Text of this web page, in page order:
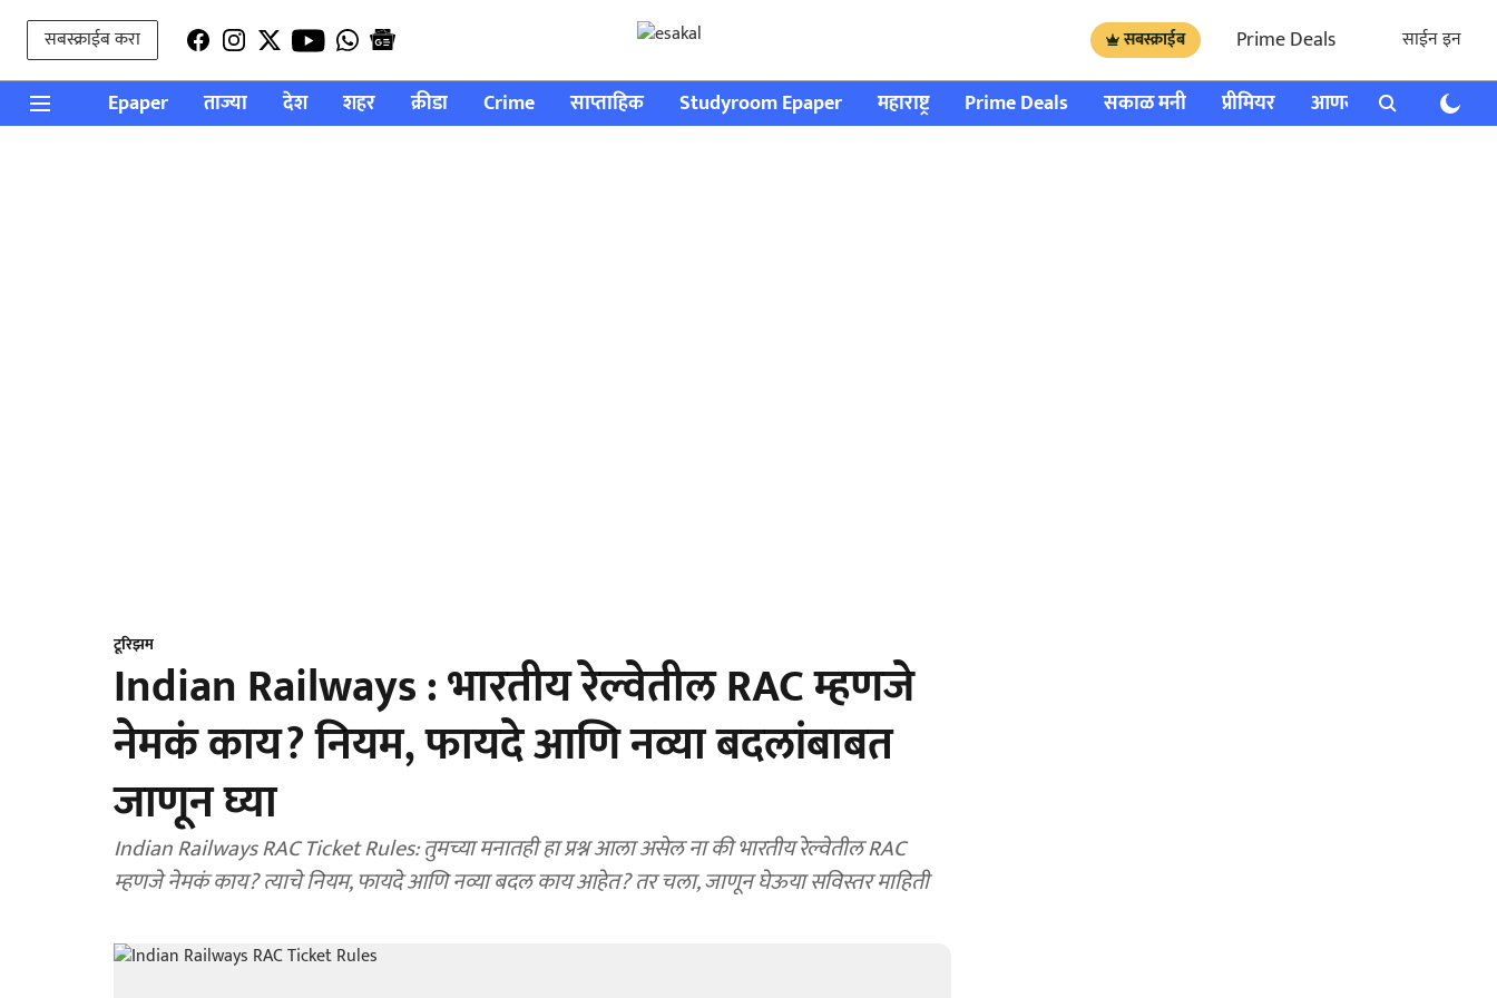
सबस्क्राईब करा सबस्क्राईब Prime Deals साईन इन
Epaper ताज्या देश शहर क्रीडा Crime साप्ताहिक Studyroom Epaper महाराष्ट्र Prime Deals सकाळ मनी प्रीमियर आणखी राशी भविष्य
टूरिझम
Indian Railways : भारतीय रेल्वेतील RAC म्हणजे
नेमकं काय? नियम, फायदे आणि नव्या बदलांबाबत
जाणून घ्या
Indian Railways RAC Ticket Rules: तुमच्या मनातही हा प्रश्न आला असेल ना की भारतीय रेल्वेतील RAC
म्हणजे नेमकं काय? त्याचे नियम, फायदे आणि नव्या बदल काय आहेत? तर चला, जाणून घेऊया सविस्तर माहिती